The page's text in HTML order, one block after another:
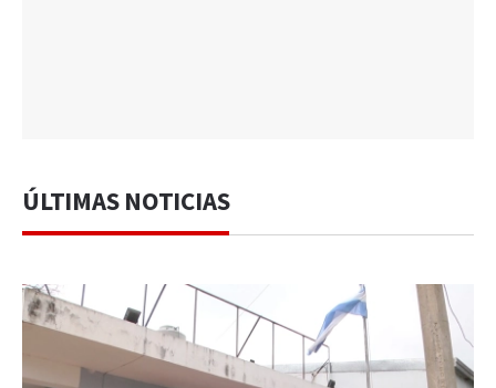
ÚLTIMAS NOTICIAS